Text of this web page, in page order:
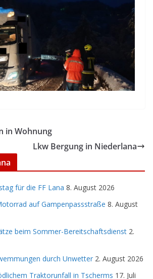
in Wohnung
Lkw Bergung in Niederlana
für die FF Lana 8. August 2026
auf Gampenpassstraße 8. August
beim Sommer-Bereitschaftsdienst 2.
durch Unwetter 2. August 2026
Traktorunfall in Tscherms 17. Juli